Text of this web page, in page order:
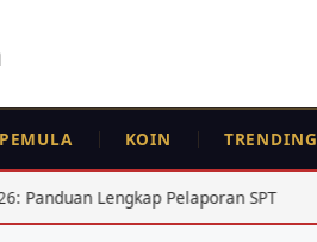
PEMULA KOIN TRENDING
Lengkap Pelaporan SPT